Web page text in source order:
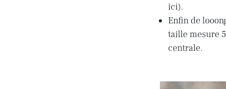
ici).
Enfin de
taille mesure
centrale.